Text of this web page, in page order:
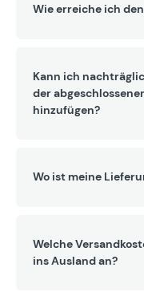
Wie erreiche ich
Kann ich
der
hinzufügen?
Wo ist meine
Welche
ins Ausland an?